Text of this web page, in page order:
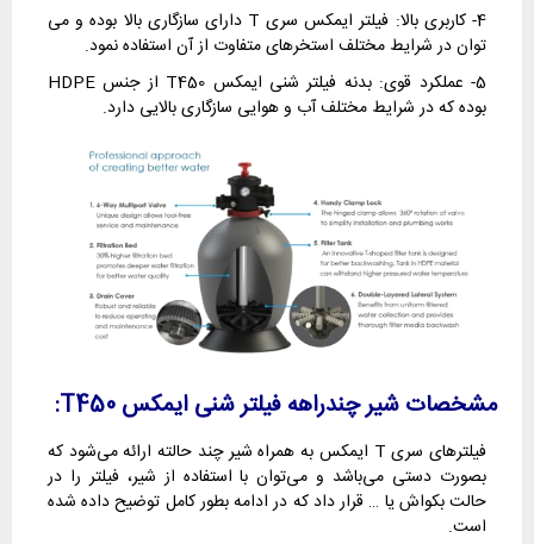
4- کاربری بالا: فیلتر ایمکس سری T دارای سازگاری بالا بوده و می
توان در شرایط مختلف استخرهای متفاوت از آن استفاده نمود.
5- عملکرد قوی: بدنه فیلتر شنی ایمکس T450 از جنس HDPE
بوده که در شرایط مختلف آب و هوایی سازگاری بالایی دارد.
مشخصات شیر چندراهه فیلتر شنی ایمکس T450:
فیلترهای سری T ایمکس به همراه شیر چند حالته ارائه می‌شود که
بصورت دستی می‌باشد و می‌توان با استفاده از شیر، فیلتر را در
حالت بکواش یا … قرار داد که در ادامه بطور کامل توضیح داده شده
است.